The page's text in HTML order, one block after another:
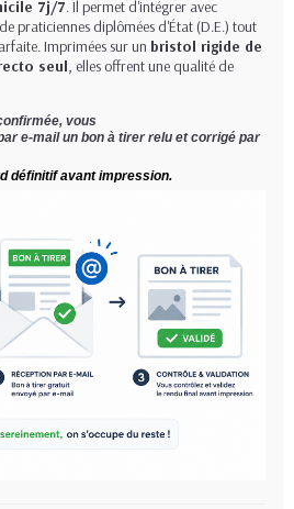
7j/7. Il permet d'intégrer avec
praticiennes diplômées d'État (D.E.) tout
Imprimées sur un bristol rigide de
seul, elles offrent une qualité de
vous
e-mail un bon à tirer relu et corrigé par
définitif avant impression.